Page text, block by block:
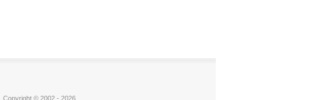
Copyright © 2002 - 2026.